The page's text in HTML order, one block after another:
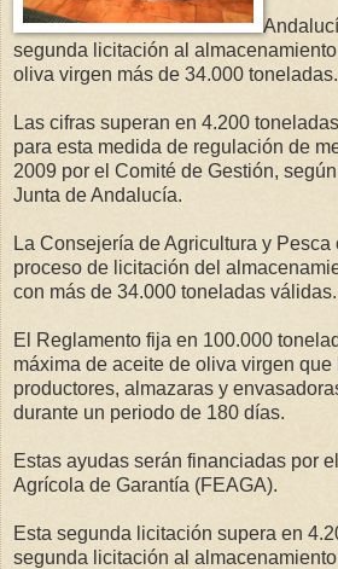
segunda licitación al
oliva virgen más de 34.000 toneladas.
Las cifras superan en 4.200
para esta medida de regulación de
2009 por el Comité de Gestión,
Junta de Andalucía.
La Consejería de Agricultura y
proceso de licitación del
con más de 34.000 toneladas válidas.
El Reglamento fija en 100.000
máxima de aceite de oliva virgen
productores, almazaras y
durante un periodo de 180 días.
Estas ayudas serán financiadas por
Agrícola de Garantía (FEAGA).
Esta segunda licitación supera en
segunda licitación al